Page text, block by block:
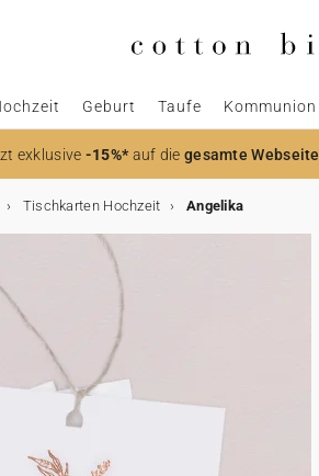
Geburt Taufe Kommunion
exklusive -15%*auf die gesamte Webseite
Tischkarten Hochzeit Angelika